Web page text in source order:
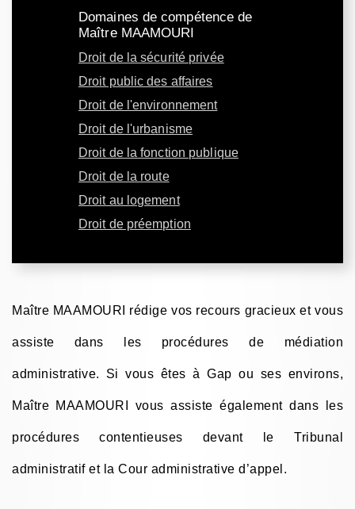
Domaines de compétence de
Maître MAAMOURI
Droit de la sécurité privée
Droit public des affaires
Droit de l'environnement
Droit de l'urbanisme
Droit de la fonction publique
Droit de la route
Droit au logement
Droit de préemption
Maître MAAMOURI rédige vos recours gracieux et vous
assiste dans les procédures de médiation
administrative. Si vous êtes à Gap ou ses environs,
Maître MAAMOURI vous assiste également dans les
procédures contentieuses devant le Tribunal
administratif et la Cour administrative d’appel.